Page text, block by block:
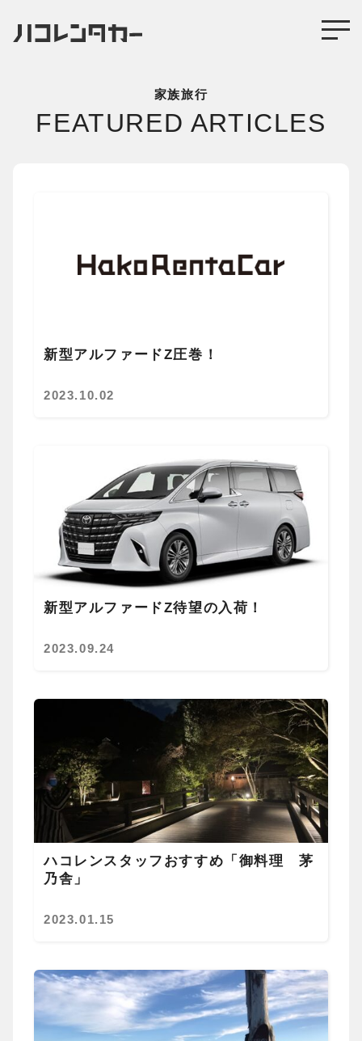
家族旅行
FEATURED ARTICLES
新型アルファードZ圧巻！
2023.10.02
新型アルファードZ待望の入荷！
2023.09.24
ハコレンスタッフおすすめ「御料理 茅
乃舎」
2023.01.15